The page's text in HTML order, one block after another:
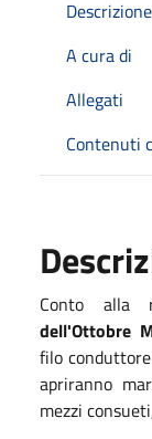
Descrizione
A cura di
Allegati
Contenuti
Conto alla
dell'Ottobre
filo
apriranno
mezzi